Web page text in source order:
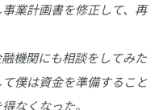
業計画書を修正して、再
機関にも相談をしてみた
僕は資金を準備すること
なくなった。